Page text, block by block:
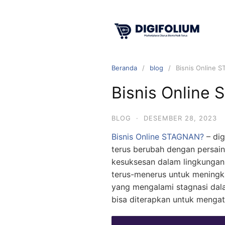
Beranda blog Bisnis Online
Bisnis Online
BLOG · DESEMBER 28, 2023
Bisnis Online STAGNAN? –
terus berubah dengan
kesuksesan dalam
terus-menerus untuk
yang mengalami stagnasi
bisa diterapkan untuk